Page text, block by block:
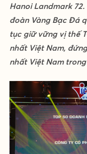
Hanoi Landmark
đoàn Vàng Bạc Đá
tục giữ vững vị thế
nhất Việt Nam,
nhất Việt Nam